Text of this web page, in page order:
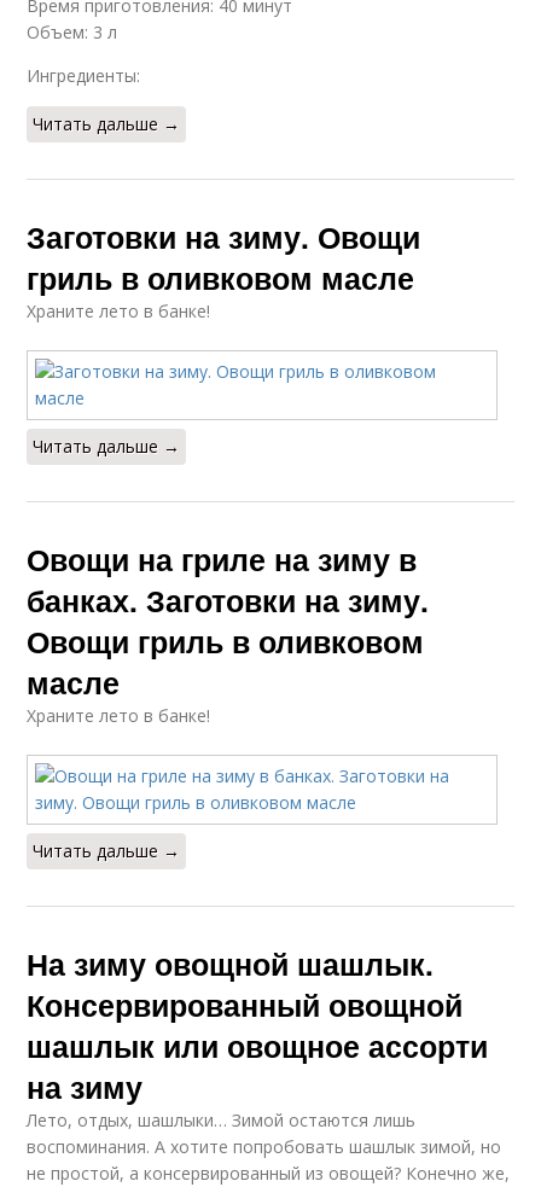
Время приготовления: 40 минут
Объем: 3 л
Ингредиенты:
Читать дальше →
Заготовки на зиму. Овощи
гриль в оливковом масле
Храните лето в банке!
Читать дальше →
Овощи на гриле на зиму в
банках. Заготовки на зиму.
Овощи гриль в оливковом
масле
Храните лето в банке!
Читать дальше →
На зиму овощной шашлык.
Консервированный овощной
шашлык или овощное ассорти
на зиму
Лето, отдых, шашлыки… Зимой остаются лишь
воспоминания. А хотите попробовать шашлык зимой, но
не простой, а консервированный из овощей? Конечно же,